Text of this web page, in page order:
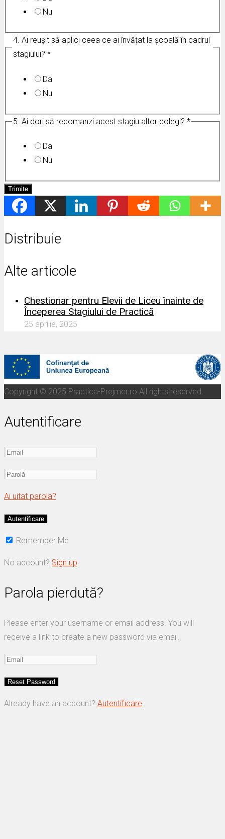
Nu
4. Ai reușit să aplici ceea ce ai învățat la școală în cadrul
stagiului? *
Da
Nu
5. Ai dori să recomanzi acest stagiu altor colegi? *
Da
Nu
Trimite
Distribuie
Alte articole
Chestionar pentru Elevii de Liceu înainte de
Începerea Stagiului de Practică
25 aprilie, 2025
Copyright © 2025 Practica-Prejmer.ro All rights reserved.
Autentificare
Ai uitat parola?
Remember Me
No account? Sign up
Parola pierdută?
Please enter your username or email address. You will
receive a link to create a new password via email.
Already have an account? Autentificare